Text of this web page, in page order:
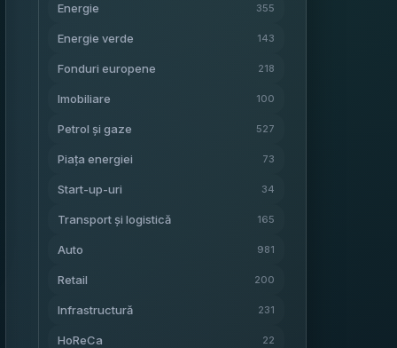
Energie 355
Energie verde 143
Fonduri europene 218
Imobiliare 100
Petrol și gaze 527
Piața energiei 73
Start-up-uri 34
Transport și logistică 165
Auto 981
Retail 200
Infrastructură 231
HoReCa 22